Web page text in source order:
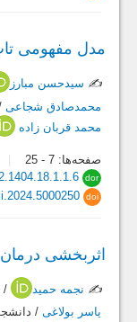
مدل مفهومی
✍️ سیدحسن مبارز
محمدصادق شجاعی
محمد قربان زاده
صفحه‌ها: 7
-
dor
doi
اثربخشی
✍️ نجمه حمید
/
یاسر بولاغی /